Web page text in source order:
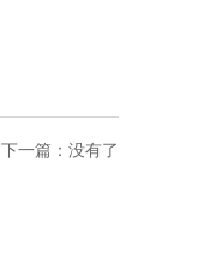
下一篇：没有了